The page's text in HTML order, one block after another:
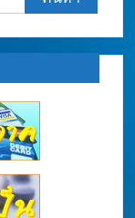
สำหรับ: